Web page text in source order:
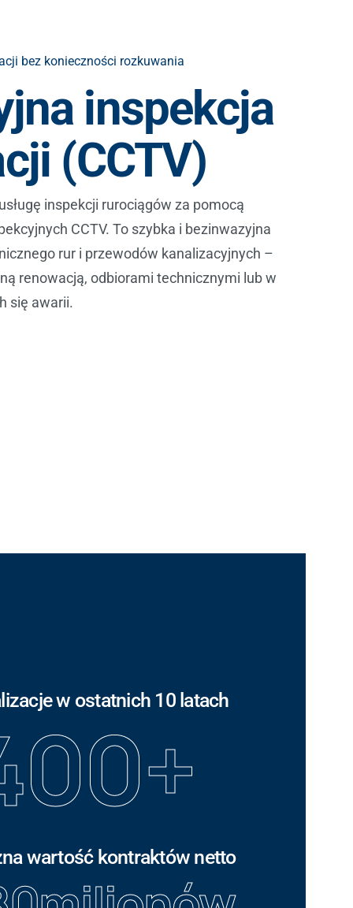
bez konieczności rozkuwania
inspekcja
(CCTV)
inspekcji rurociągów za pomocą
CCTV. To szybka i bezinwazyjna
rur i przewodów kanalizacyjnych –
renowacją, odbiorami technicznymi lub w
się awarii.
w ostatnich 10 latach
+
wartość kontraktów netto